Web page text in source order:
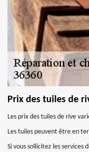
Prix des tuiles de
Les prix des tuiles de rive
Les tuiles peuvent être en
Si vous sollicitez les